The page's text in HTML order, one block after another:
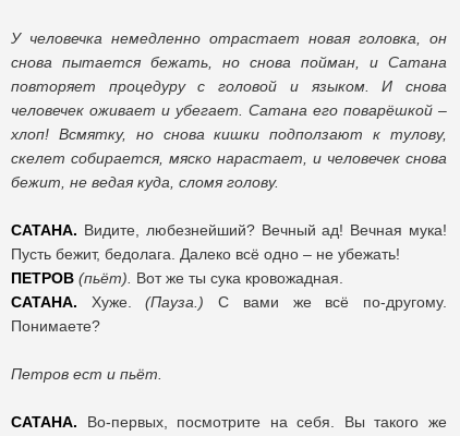
У человечка немедленно отрастает новая головка, он
снова пытается бежать, но снова пойман, и Сатана
повторяет процедуру с головой и языком. И снова
человечек оживает и убегает. Сатана его поварёшкой –
хлоп! Всмятку, но снова кишки подползают к тулову,
скелет собирается, мяско нарастает, и человечек снова
бежит, не ведая куда, сломя голову.
САТАНА. Видите, любезнейший? Вечный ад! Вечная мука!
Пусть бежит, бедолага. Далеко всё одно – не убежать!
ПЕТРОВ (пьёт).
Вот же ты сука кровожадная.
САТАНА. Хуже.(Пауза.) С вами же всё по-другому.
Понимаете?
Петров ест и пьёт.
САТАНА. Во-первых, посмотрите на себя. Вы такого же